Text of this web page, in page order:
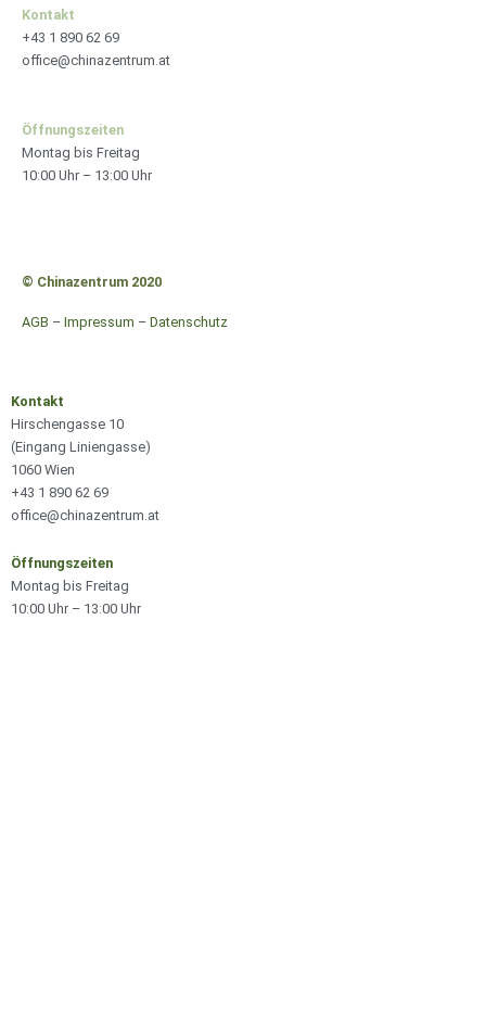
-
f
Kontakt
+43 1 890 62 69
office@chinazentrum.at
Öffnungszeiten
Montag bis Freitag
10:00 Uhr – 13:00 Uhr
© Chinazentrum 2020
AGB – Impressum – Datenschutz
Kontakt
Hirschengasse 10
(Eingang Liniengasse)
1060 Wien
+43 1 890 62 69
office@chinazentrum.at
Öffnungszeiten
Montag bis Freitag
10:00 Uhr – 13:00 Uhr